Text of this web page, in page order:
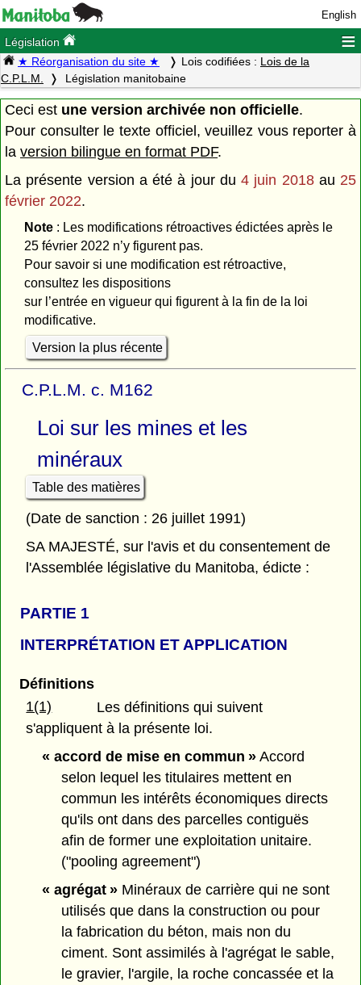
English
Législation ≡
★ Réorganisation du site ★ Lois codifiées : Lois de la
C.P.L.M.
Législation manitobaine
Ceci est une version archivée non officielle.
Pour consulter le texte officiel, veuillez vous reporter à
la version bilingue en format PDF.
La présente version a été à jour du 4 juin 2018au 25
février 2022.
Note: Les modifications rétroactives édictées après le
25 février 2022 n’y figurent pas.
Pour savoir si une modification est rétroactive,
consultez les dispositions
sur l’entrée en vigueur qui figurent à la fin de la loi
modificative.
Version la plus récente
C.P.L.M. c. M162
Loi sur les mines et les
minéraux
Table des matières
(Date de sanction : 26 juillet 1991)
SA MAJESTÉ, sur l'avis et du consentement de
l'Assemblée législative du Manitoba, édicte :
PARTIE 1
INTERPRÉTATION ET APPLICATION
Définitions
1(1)
Les définitions qui suivent
s'appliquent à la présente loi.
« accord de mise en commun »Accord
selon lequel les titulaires mettent en
commun les intérêts économiques directs
qu'ils ont dans des parcelles contiguës
afin de former une exploitation unitaire.
("pooling agreement")
« agrégat »Minéraux de carrière qui ne sont
utilisés que dans la construction ou pour
la fabrication du béton, mais non du
ciment. Sont assimilés à l'agrégat le sable,
le gravier, l'argile, la roche concassée et la